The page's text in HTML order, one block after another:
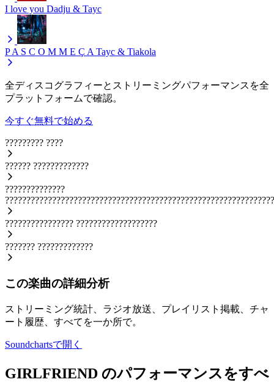
I love you Dadju & Tayc
P A S C O M M E Ç A Tayc & Tiakola
全ディスコグラフィーとストリーミングパフォーマンスを全
プラットフォームで確認。
今すぐ無料で始める
????????? ????
?????? ?????????????
??????????????
???????????????? ???????????????????
??????? ?????????????
この楽曲の詳細分析
ストリーミング統計、ラジオ放送、プレイリスト掲載、チャ
ート履歴、すべてを一か所で。
Soundchartsで開く
GIRLFRIEND のパフォーマンスをすべ